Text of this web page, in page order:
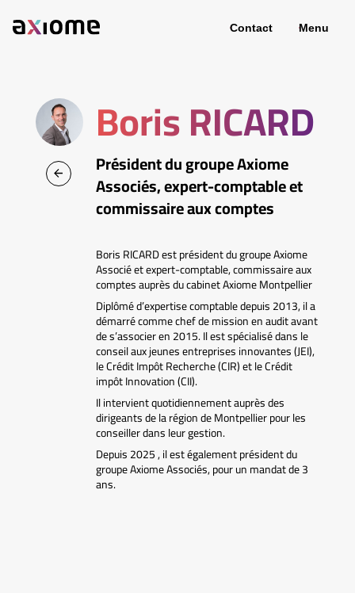
Contact Menu
Boris RICARD
Président du groupe Axiome
Associés, expert-comptable et
commissaire aux comptes
Boris RICARD est président du groupe Axiome
Associé et expert-comptable, commissaire aux
comptes auprès du cabinet Axiome Montpellier
Diplômé d’expertise comptable depuis 2013, il a
démarré comme chef de mission en audit avant
de s’associer en 2015. Il est spécialisé dans le
conseil aux jeunes entreprises innovantes (JEI),
le Crédit Impôt Recherche (CIR) et le Crédit
impôt Innovation (CII).
Il intervient quotidiennement auprès des
dirigeants de la région de Montpellier pour les
conseiller dans leur gestion.
Depuis 2025 , il est également président du
groupe Axiome Associés, pour un mandat de 3
ans.